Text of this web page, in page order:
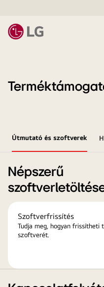
Útmutató és szoftverek
Népszerű
Szoftverfrissítés
Tudja meg, hogyan frissítheti
szoftverét.